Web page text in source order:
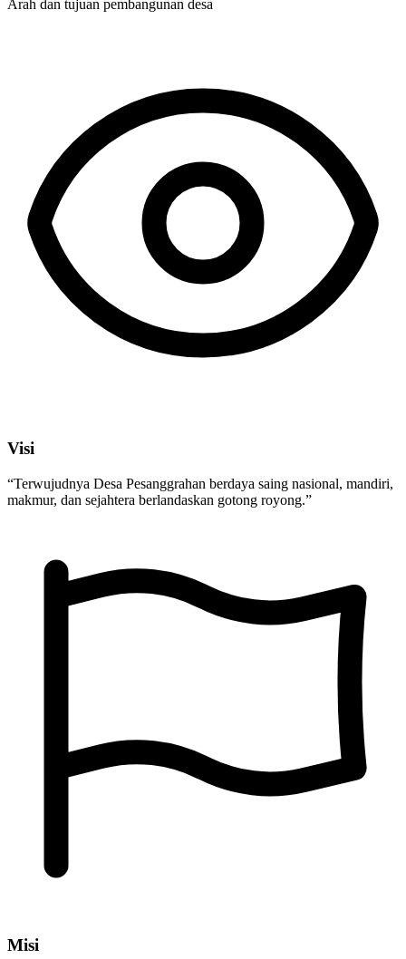
Arah dan tujuan pembangunan desa
Visi
“Terwujudnya Desa Pesanggrahan berdaya saing nasional, mandiri,
makmur, dan sejahtera berlandaskan gotong royong.”
Misi